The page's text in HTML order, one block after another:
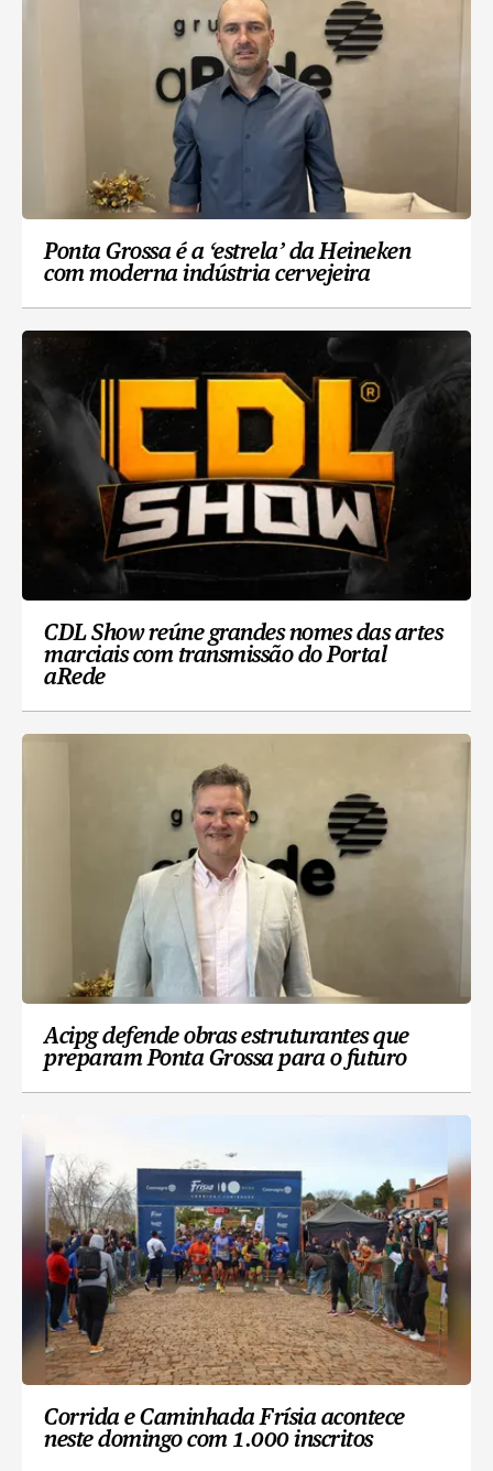
Ponta Grossa é a ‘estrela’ da Heineken
com moderna indústria cervejeira
CDL Show reúne grandes nomes das artes
marciais com transmissão do Portal
aRede
Acipg defende obras estruturantes que
preparam Ponta Grossa para o futuro
Corrida e Caminhada Frísia acontece
neste domingo com 1.000 inscritos